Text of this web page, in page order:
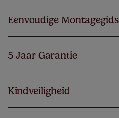
Eenvoudige Montagegids
5 Jaar Garantie
Kindveiligheid